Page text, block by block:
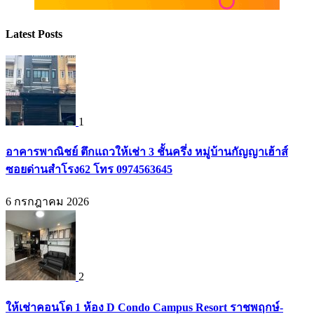
Latest Posts
1
อาคารพาณิชย์ ตึกแถวให้เช่า 3 ชั้นครึ่ง หมู่บ้านกัญญาเฮ้าส์
ซอยด่านสำโรง62 โทร 0974563645
6 กรกฎาคม 2026
2
ให้เช่าคอนโด 1 ห้อง D Condo Campus Resort ราชพฤกษ์-